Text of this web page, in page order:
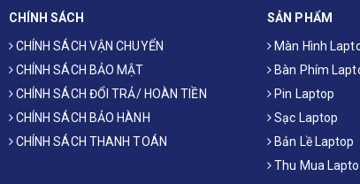
CHÍNH SÁCH
CHÍNH SÁCH VẬN CHUYỂN
CHÍNH SÁCH BẢO MẬT
CHÍNH SÁCH ĐỔI TRẢ/ HOÀN TIỀN
CHÍNH SÁCH BẢO HÀNH
CHÍNH SÁCH THANH TOÁN
SẢN PHẨM
Màn Hình
Bàn Phím
Pin Laptop
Sạc Laptop
Bản Lề Laptop
Thu Mua